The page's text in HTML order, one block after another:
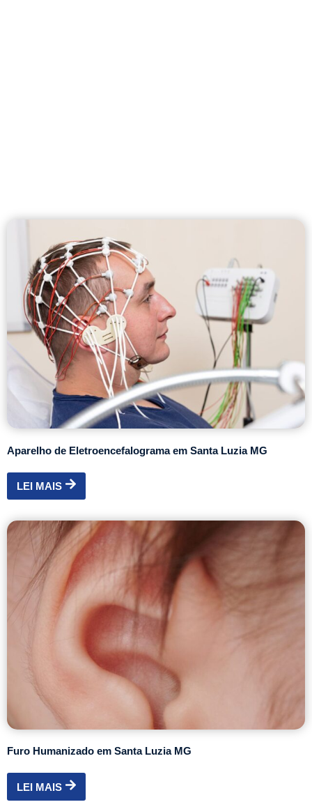
Aparelho de Eletroencefalograma em Santa Luzia MG
LEI MAIS
Furo Humanizado em Santa Luzia MG
LEI MAIS